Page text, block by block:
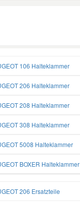
106 Halteklammer
206 Halteklammer
208 Halteklammer
308 Halteklammer
5008 Halteklammer
BOXER Halteklammer
206 Ersatzteile